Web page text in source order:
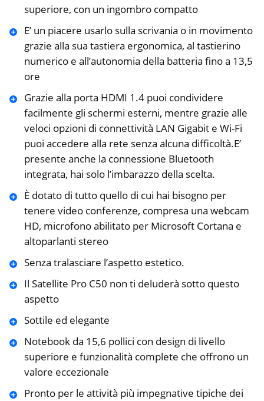
superiore, con un ingombro compatto
E’ un piacere usarlo sulla scrivania o in movimento
grazie alla sua tastiera ergonomica, al tastierino
numerico e all’autonomia della batteria fino a 13,5
ore
Grazie alla porta HDMI 1.4 puoi condividere
facilmente gli schermi esterni, mentre grazie alle
veloci opzioni di connettività LAN Gigabit e Wi-Fi
puoi accedere alla rete senza alcuna difficoltà.E’
presente anche la connessione Bluetooth
integrata, hai solo l’imbarazzo della scelta.
È dotato di tutto quello di cui hai bisogno per
tenere video conferenze, compresa una webcam
HD, microfono abilitato per Microsoft Cortana e
altoparlanti stereo
Senza tralasciare l’aspetto estetico.
Il Satellite Pro C50 non ti deluderà sotto questo
aspetto
Sottile ed elegante
Notebook da 15,6 pollici con design di livello
superiore e funzionalità complete che offrono un
valore eccezionale
Pronto per le attività più impegnative tipiche dei